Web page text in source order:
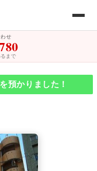
せ
まで
預かりました！